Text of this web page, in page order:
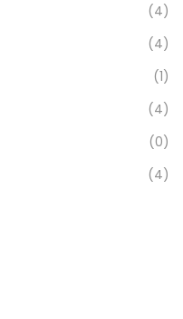
(4)
(4)
(1)
(4)
(0)
(4)